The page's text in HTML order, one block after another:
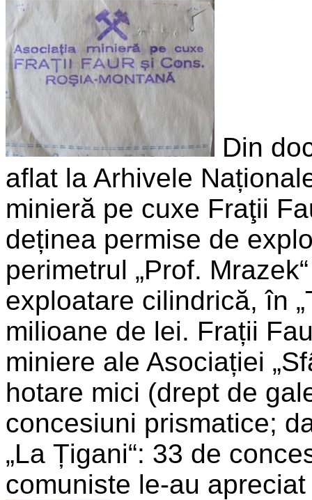
Din
aflat la Arhivele
minieră pe cuxe Fraţii
deținea permise de
perimetrul „Prof.
exploatare cilindrică, în
milioane de lei. Frații
miniere ale Asociației
hotare mici (drept de
concesiuni prismatice;
„La Țigani“: 33 de
comuniste le-au